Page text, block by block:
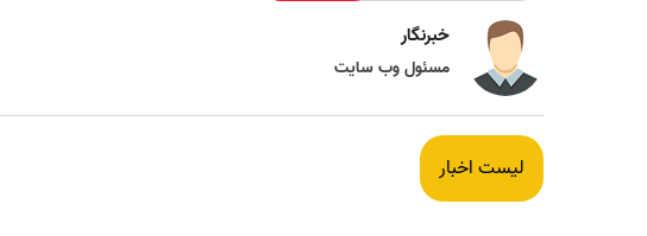
خبرنگار
مسئول وب سایت
لیست اخبار